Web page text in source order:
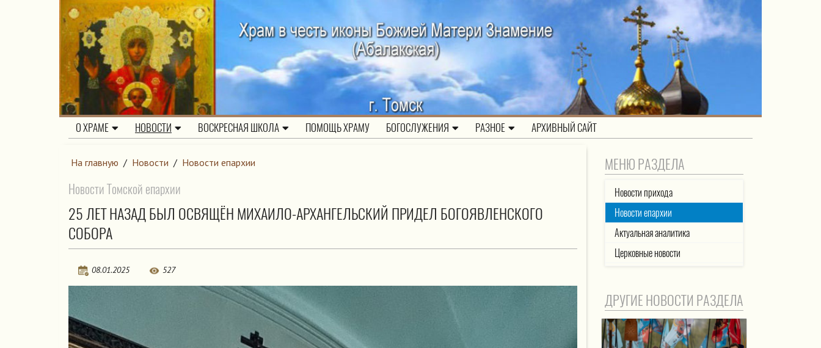
О ХРАМЕ НОВОСТИ ВОСКРЕСНАЯ ШКОЛА ПОМОЩЬ ХРАМУ БОГОСЛУЖЕНИЯ РАЗНОЕ АРХИВНЫЙ САЙТ
На главную / Новости / Новости епархии
Новости Томской епархии
25 ЛЕТ НАЗАД БЫЛ ОСВЯЩЁН МИХАИЛО-АРХАНГЕЛЬСКИЙ ПРИДЕЛ БОГОЯВЛЕНСКОГО
СОБОРА
08.01.2025 527
МЕНЮ РАЗДЕЛА
Новости прихода
Новости епархии
Актуальная аналитика
Церковные новости
ДРУГИЕ НОВОСТИ РАЗДЕЛА